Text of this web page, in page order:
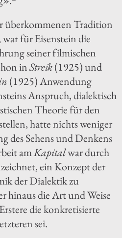
überkommenen Tradition
für Eisenstein die
seiner filmischen
inStreik(1925) und
(1925) Anwendung
Anspruch, dialektisch
Theorie für den
hatte nichts weniger
des Sehens und Denkens
amKapitalwar durch
ein Konzept der
der Dialektik zu
hinaus die Art und Weise
die konkretisierte
sei.